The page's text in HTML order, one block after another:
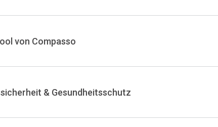
von Compasso
& Gesundheitsschutz